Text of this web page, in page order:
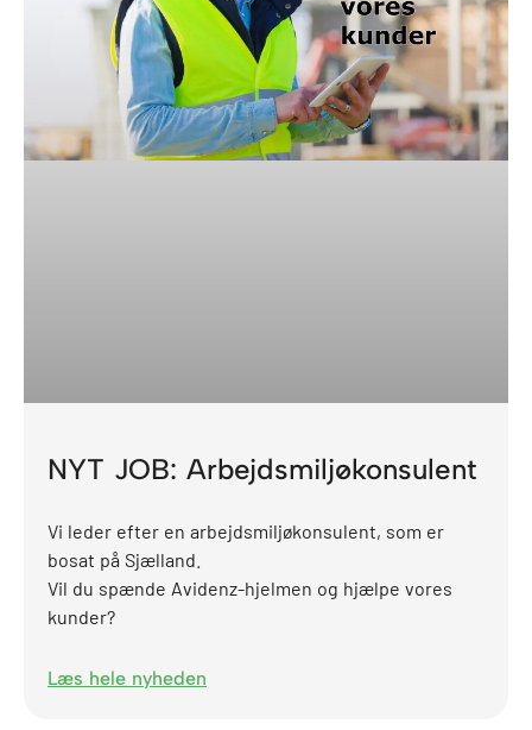
NYT JOB: Arbejdsmiljøkonsulent
Vi leder efter en arbejdsmiljøkonsulent, som er
bosat på Sjælland.
Vil du spænde Avidenz-hjelmen og hjælpe vores
kunder?
Læs hele nyheden